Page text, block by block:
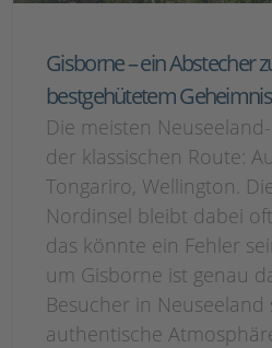
Gisborne – ein Abstecher
bestgehütetem Geheimnis
Die meisten
der klassischen Route:
Tongariro, Wellington.
Nordinsel bleibt dabei
das könnte ein Fehler
um Gisborne ist genau
Besucher in Neuseeland
authentische